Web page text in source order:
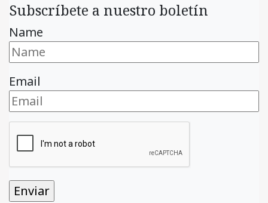
Subscríbete a nuestro boletín
Name
Email